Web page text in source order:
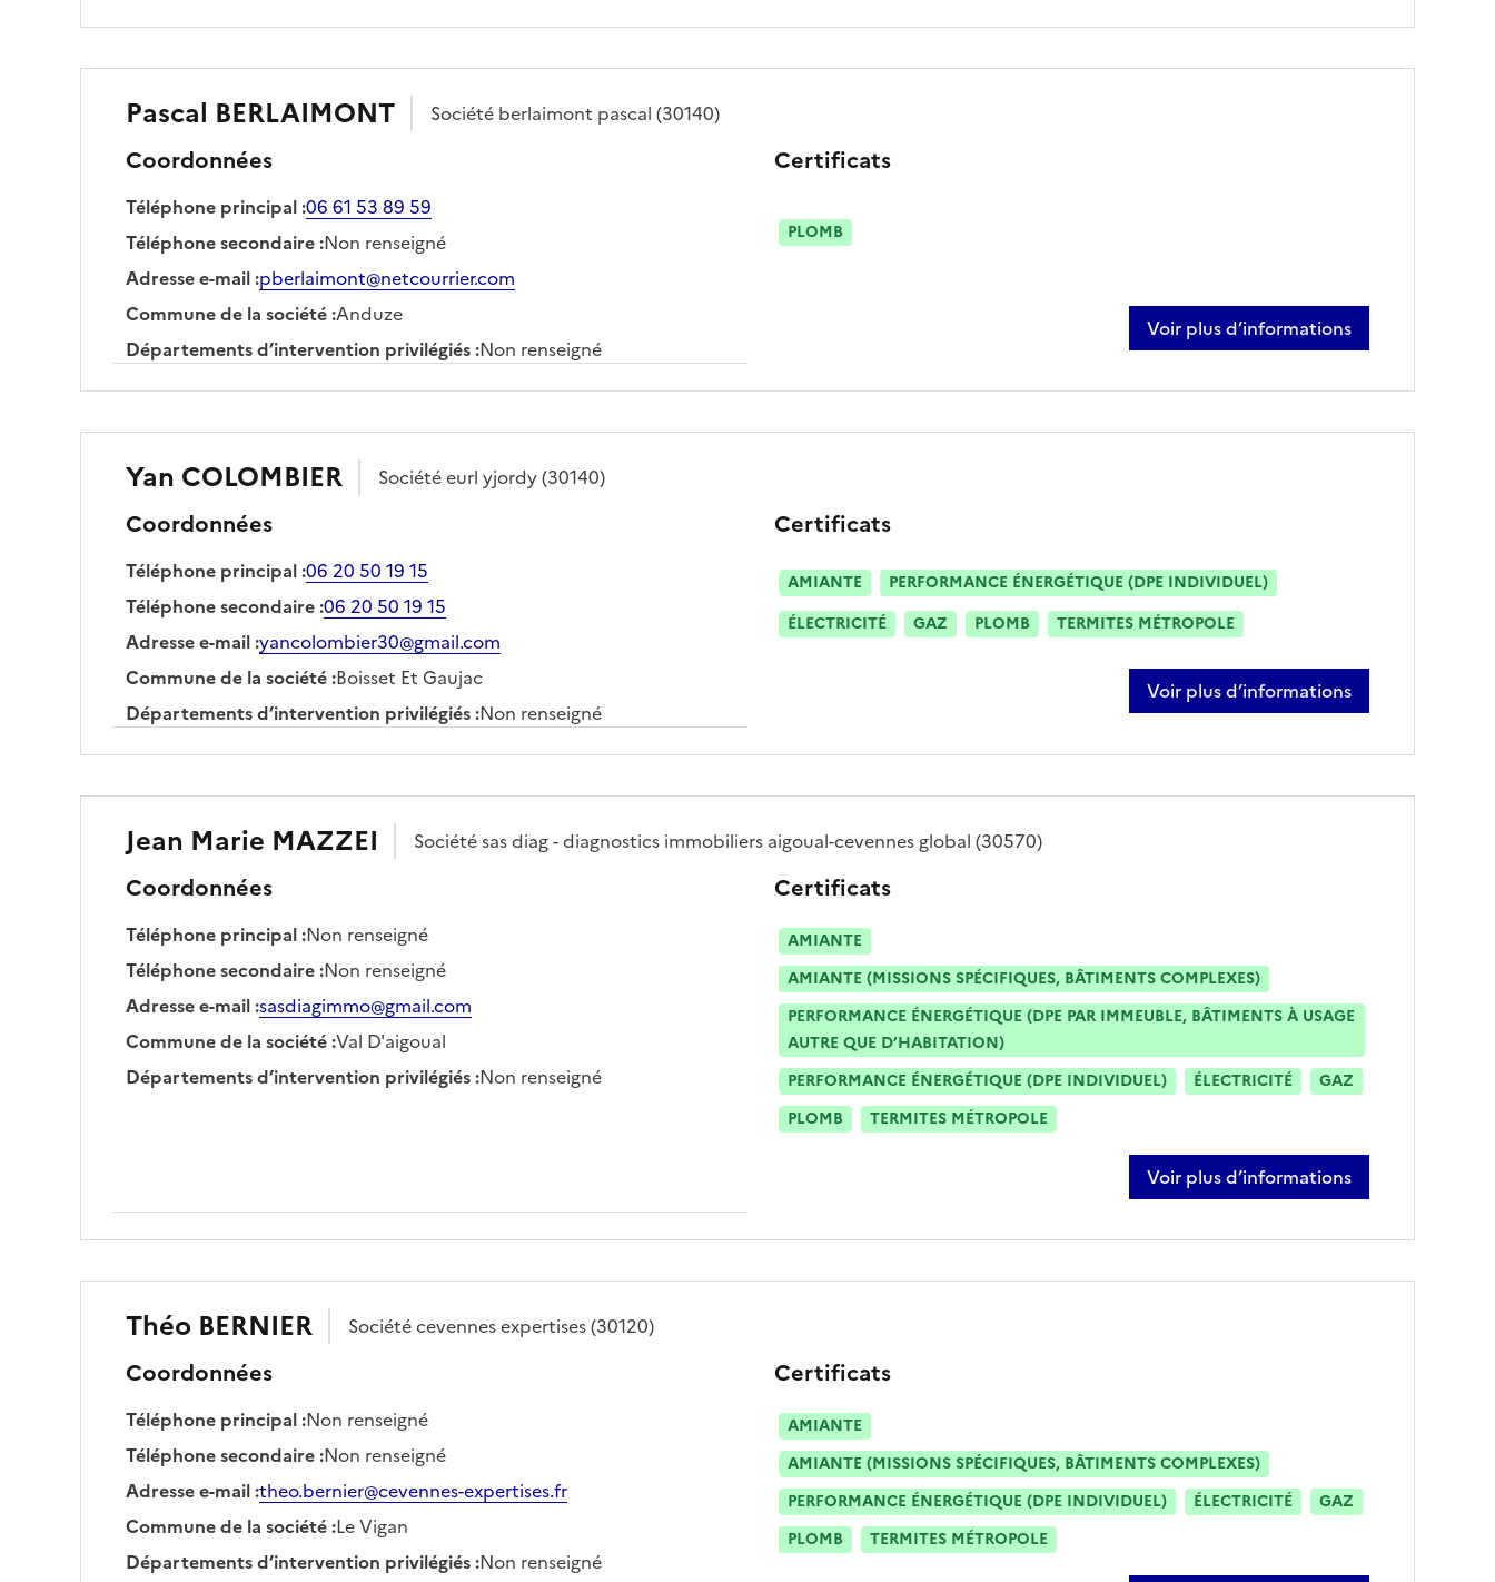
Pascal BERLAIMONT Société berlaimont pascal (30140)
Coordonnées
Téléphone principal:06 61 53 89 59
Téléphone secondaire:Non renseigné
Adresse e-mail:pberlaimont@netcourrier.com
Commune de la société:Anduze
Départements d’intervention privilégiés:Non renseigné
Certificats
PLOMB
Voir plus d’informations
sur pascal berlaimont
Yan COLOMBIER Sociétéeurl yjordy(30140)
Coordonnées
Téléphone principal:06 20 50 19 15
Téléphone secondaire:06 20 50 19 15
Adresse e-mail:yancolombier30@gmail.com
Commune de la société:Boisset Et Gaujac
Départements d’intervention privilégiés:Non renseigné
Certificats
AMIANTE
PERFORMANCE ÉNERGÉTIQUE (DPE INDIVIDUEL)
ÉLECTRICITÉ
GAZ PLOMB TERMITES MÉTROPOLE
Voir plus d’informations
sur yan colombier
Jean Marie MAZZEI Sociétésas diag - diagnostics immobiliers aigoual-cevennes global (30570)
Coordonnées
Téléphone principal:Non renseigné
Téléphone secondaire:Non renseigné
Adresse e-mail:sasdiagimmo@gmail.com
Commune de la société:Val D'aigoual
Départements d’intervention privilégiés:Non renseigné
Certificats
AMIANTE
AMIANTE (MISSIONS SPÉCIFIQUES, BÂTIMENTS COMPLEXES)
PERFORMANCE ÉNERGÉTIQUE (DPE PAR IMMEUBLE, BÂTIMENTS À USAGE
AUTRE QUE D’HABITATION)
PERFORMANCE ÉNERGÉTIQUE (DPE INDIVIDUEL)
ÉLECTRICITÉ
GAZ
PLOMB
TERMITES MÉTROPOLE
Voir plus d’informations
sur jean marie mazzei
Théo BERNIER Sociétécevennes expertises(30120)
Coordonnées
Téléphone principal:Non renseigné
Téléphone secondaire:Non renseigné
Adresse e-mail:theo.bernier@cevennes-expertises.fr
Commune de la société:Le Vigan
Départements d’intervention privilégiés:Non renseigné
Certificats
AMIANTE
AMIANTE (MISSIONS SPÉCIFIQUES, BÂTIMENTS COMPLEXES)
PERFORMANCE ÉNERGÉTIQUE (DPE INDIVIDUEL)
ÉLECTRICITÉ
GAZ
PLOMB
TERMITES MÉTROPOLE